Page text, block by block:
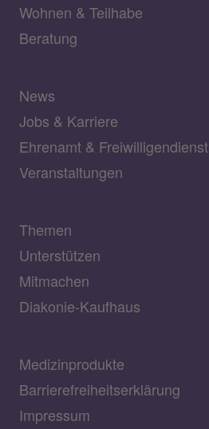
Wohnen & Teilhabe
Beratung
News
Jobs & Karriere
Ehrenamt & Freiwilligendienst
Veranstaltungen
Themen
Unterstützen
Mitmachen
Diakonie-Kaufhaus
Medizinprodukte
Barrierefreiheitserklärung
Impressum